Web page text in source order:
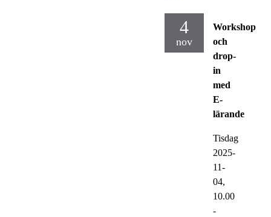
4
nov
Workshop
och
drop-
in
med
E-
lärande
Tisdag
2025-
11-
04,
10.00
-